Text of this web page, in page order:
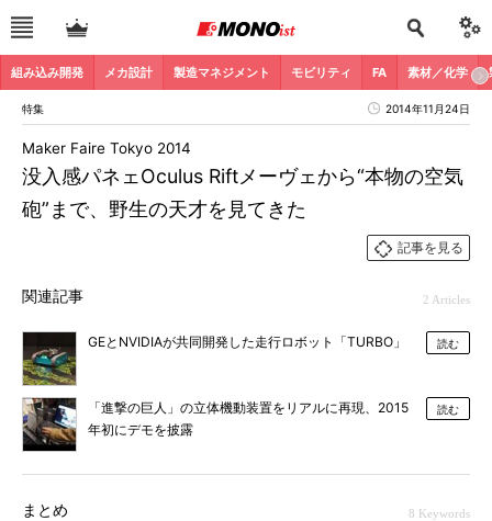
組み込み開発 メカ設計 製造マネジメント モビリティ FA 素材／化学
特集 2014年11月24日
没入感パネェOculus Riftメーヴェから“本物の空気
砲”まで、野生の天才を見てきた
Maker Faire Tokyo 2014
記事を見る
関連記事 2 Articles
GEとNVIDIAが共同開発した走行ロボット「TURBO」 読む
「進撃の巨人」の立体機動装置をリアルに再現、2015
年初にデモを披露
読む
まとめ 8 Keywords